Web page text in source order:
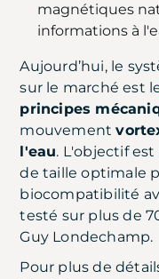
magnétiques
informations à
Aujourd’hui, le
sur le marché est
principes
mouvement
l'eau. L'objectif
de taille optimale
biocompatibilité
testé sur plus de
Guy Londechamp.
Pour plus de